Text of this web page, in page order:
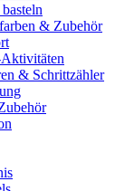
& Zubehör
& Schrittzähler